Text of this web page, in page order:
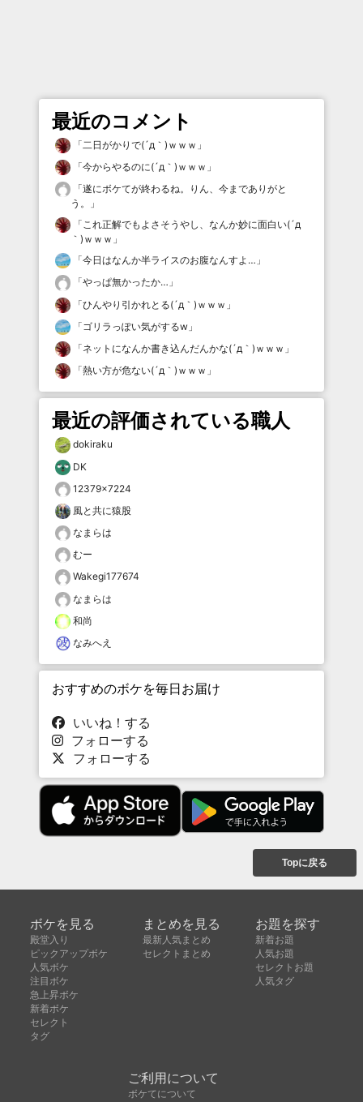
最近のコメント
「二日がかりで(´д｀)ｗｗｗ 」
「今からやるのに(´д｀)ｗｗｗ 」
「遂にボケてが終わるね。りん、今までありがと
う。
」
「これ正解でもよさそうやし、なんか妙に面白い(´д
｀)ｗｗｗ 」
「今日はなんか半ライスのお腹なんすよ… 」
「やっぱ無かったか… 」
「ひんやり引かれとる(´д｀)ｗｗｗ 」
「ゴリラっぽい気がするw 」
「ネットになんか書き込んだんかな(´д｀)ｗｗｗ 」
「熱い方が危ない(´д｀)ｗｗｗ 」
最近の評価されている職人
dokiraku
DK
12379×7224
風と共に猿股
なまらは
むー
Wakegi177674
なまらは
和尚
なみへえ
おすすめのボケを毎日お届け
いいね！する
フォローする
フォローする
Topに戻る
ボケを見る
殿堂入り
ピックアップボケ
人気ボケ
注目ボケ
急上昇ボケ
新着ボケ
セレクト
タグ
まとめを見る
最新人気まとめ
セレクトまとめ
お題を探す
新着お題
人気お題
セレクトお題
人気タグ
ご利用について
ボケてについて